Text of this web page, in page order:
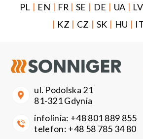
PL | EN | FR | SE | DE | UA | LV
| KZ | CZ | SK | HU |
ul. Podolska 21
81-321 Gdynia
infolinia: +48 801 889 855
telefon: +48 58 785 34 80